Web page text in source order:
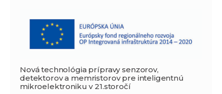
Nová technológia prípravy senzorov,
detektorov a memristorov pre inteligentnú
mikroelektroniku v 21.storočí